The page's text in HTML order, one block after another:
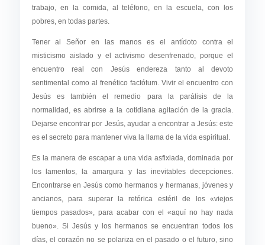
trabajo, en la comida, al teléfono, en la escuela, con los
pobres, en todas partes.
Tener al Señor en las manos es el antídoto contra el
misticismo aislado y el activismo desenfrenado, porque el
encuentro real con Jesús endereza tanto al devoto
sentimental como al frenético factótum. Vivir el encuentro con
Jesús es también el remedio para la parálisis de la
normalidad, es abrirse a la cotidiana agitación de la gracia.
Dejarse encontrar por Jesús, ayudar a encontrar a Jesús: este
es el secreto para mantener viva la llama de la vida espiritual.
Es la manera de escapar a una vida asfixiada, dominada por
los lamentos, la amargura y las inevitables decepciones.
Encontrarse en Jesús como hermanos y hermanas, jóvenes y
ancianos, para superar la retórica estéril de los «viejos
tiempos pasados», para acabar con el «aquí no hay nada
bueno». Si Jesús y los hermanos se encuentran todos los
días, el corazón no se polariza en el pasado o el futuro, sino